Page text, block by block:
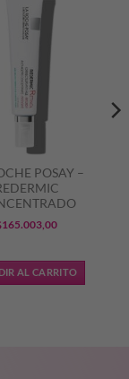
POSAY –
165.003,00
AL CARRITO